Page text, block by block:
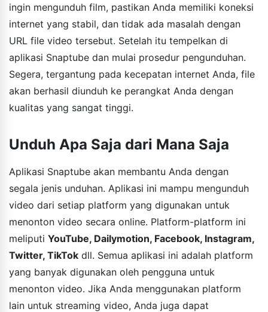
ingin mengunduh film, pastikan Anda memiliki koneksi
internet yang stabil, dan tidak ada masalah dengan
URL file video tersebut. Setelah itu tempelkan di
aplikasi Snaptube dan mulai prosedur pengunduhan.
Segera, tergantung pada kecepatan internet Anda, file
akan berhasil diunduh ke perangkat Anda dengan
kualitas yang sangat tinggi.
Unduh Apa Saja dari Mana Saja
Aplikasi Snaptube akan membantu Anda dengan
segala jenis unduhan. Aplikasi ini mampu mengunduh
video dari setiap platform yang digunakan untuk
menonton video secara online. Platform-platform ini
meliputi YouTube, Dailymotion, Facebook, Instagram,
Twitter, TikTok dll. Semua aplikasi ini adalah platform
yang banyak digunakan oleh pengguna untuk
menonton video. Jika Anda menggunakan platform
lain untuk streaming video, Anda juga dapat